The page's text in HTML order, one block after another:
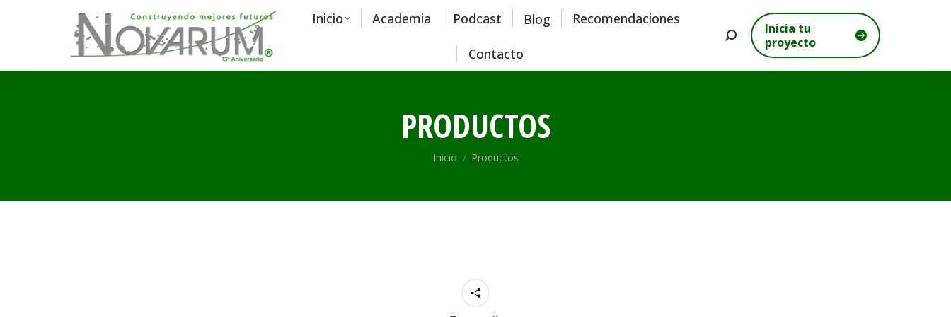
Inicio Academia Podcast Blog Recomendaciones
Contacto
Buscar:
Inicia tu
proyecto
PRODUCTOS
Estás aquí:
Inicio Productos